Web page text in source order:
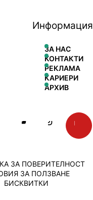
Информация
ЗА НАС
КОНТАКТИ
РЕКЛАМА
КАРИЕРИ
АРХИВ
ЗА ПОВЕРИТЕЛНОСТ
ЗА ПОЛЗВАНЕ
БИСКВИТКИ